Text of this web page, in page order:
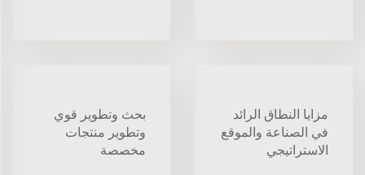
مزايا النطاق الرائد
في الصناعة والموقع
الاستراتيجي
بحث وتطوير قوي
وتطوير منتجات
مخصصة